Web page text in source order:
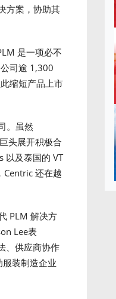
方案，协助其
是一项必不
司逾 1,300
缩短产品上市
。虽然
头展开积极合
以及泰国的 VT
Centric 还在越
PLM 解决方
Lee表
、供应商协作
装制造企业